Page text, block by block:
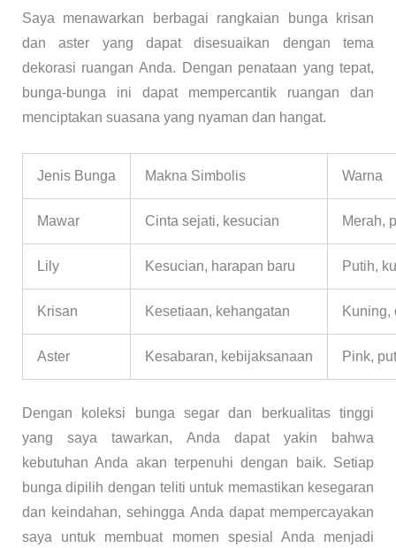
Saya menawarkan berbagai rangkaian bunga krisan
dan aster yang dapat disesuaikan dengan tema
dekorasi ruangan Anda. Dengan penataan yang tepat,
bunga-bunga ini dapat mempercantik ruangan dan
menciptakan suasana yang nyaman dan hangat.
Jenis Bunga Makna Simbolis Warna
Mawar Cinta sejati, kesucian Merah,
Lily Kesucian, harapan baru Putih,
Krisan Kesetiaan, kehangatan Kuning,
Aster Kesabaran, kebijaksanaan Pink,
Dengan koleksi bunga segar dan berkualitas tinggi
yang saya tawarkan, Anda dapat yakin bahwa
kebutuhan Anda akan terpenuhi dengan baik. Setiap
bunga dipilih dengan teliti untuk memastikan kesegaran
dan keindahan, sehingga Anda dapat mempercayakan
saya untuk membuat momen spesial Anda menjadi